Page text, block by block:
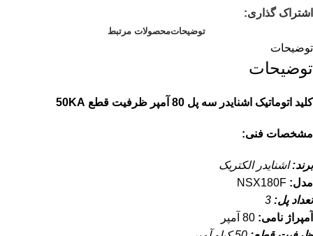
اشتراک گذاری:
توضیحاتمحصولات مرتبط
توضیحات
توضیحات
کلید اتوماتیک اشنایدر سه پل 80 آمپر ظرفیت قطع 50KA
مشخصات فنی:
برند:اشنایدر الکتریک
مدل:
تعداد پل:
آمپراژ نامی: